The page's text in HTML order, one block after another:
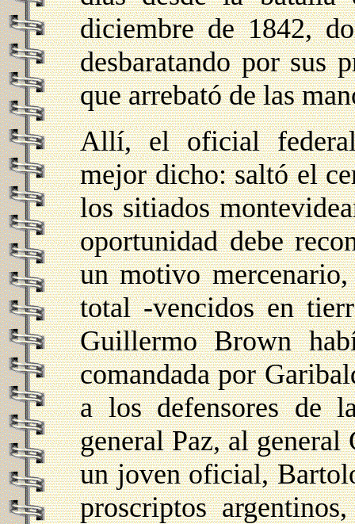
diciembre de 1842,
desbaratando por sus
que arrebató de las
Allí, el oficial federal
mejor dicho: saltó el
los sitiados
oportunidad debe
un motivo
total -vencidos en
Guillermo Brown
comandada por
a los defensores de
general Paz, al
un joven oficial,
proscriptos